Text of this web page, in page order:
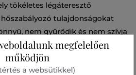
tökéletes légáteresztő
tulajdonságokat
nem gyűrődik és nem szívja
kombinálható darab,
majd öltözékét.
megfelelően
működjön
a websütikkel)